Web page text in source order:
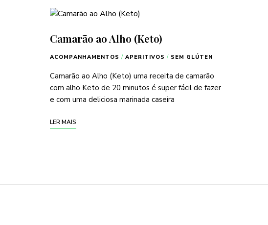
Camarão ao Alho (Keto)
ACOMPANHAMENTOS / APERITIVOS / SEM GLÚTEN
Camarão ao Alho (Keto) uma receita de camarão
com alho Keto de 20 minutos é super fácil de fazer
e com uma deliciosa marinada caseira
LER MAIS